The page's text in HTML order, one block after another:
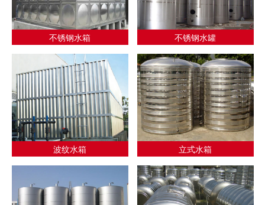
不锈钢水箱 不锈钢水罐
波纹水箱 立式水箱